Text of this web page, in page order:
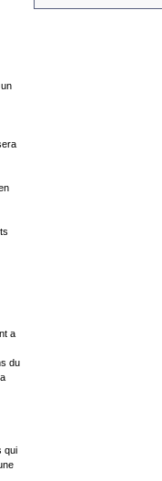
a
du
qui